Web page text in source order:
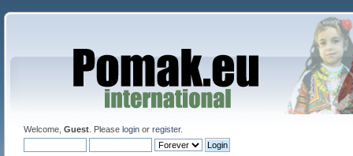
Welcome, Guest. Please loginor register.